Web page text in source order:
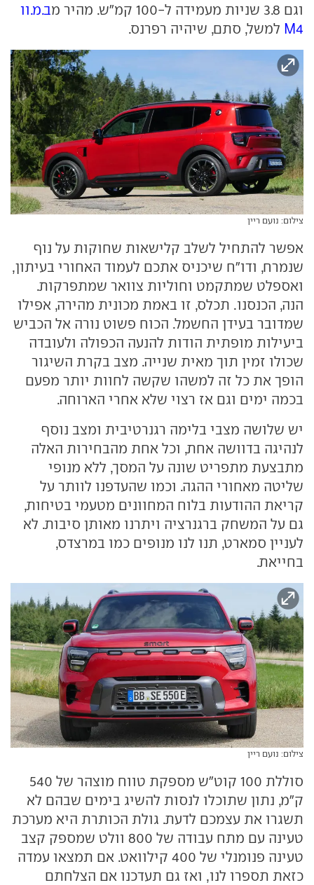
וגם 3.8 שניות מעמידה ל-100 קמ"ש. מהיר מ
ב.מ.וו
M4 למשל, סתם, שיהיה רפרנס.
צילום: נועם ריין
אפשר להתחיל לשלב קלישאות שחוקות על נוף
שנמרח, ודו"ח שיכניס אתכם לעמוד האחורי בעיתון,
ואספלט שמתקמט וחוליות צוואר שמתפרקות.
הנה, הכנסנו. תכלס, זו באמת מכונית מהירה, אפילו
שמדובר בעידן החשמל. הכוח פשוט נורה אל הכביש
ביעילות מופתית הודות להנעה הכפולה ולעובדה
שכולו זמין תוך מאית שנייה. מצב בקרת השיגור
הופך את כל זה למשהו שקשה לחוות יותר מפעם
בכמה ימים וגם אז רצוי שלא אחרי הארוחה.
יש שלושה מצבי בלימה רגנרטיבית ומצב נוסף
לנהיגה בדוושה אחת, וכל אחת מהבחירות האלה
מתבצעת מתפריט שונה על המסך, ללא מנופי
שליטה מאחורי ההגה. וכמו שהעדפנו לוותר על
קריאת ההודעות בלוח המחוונים מטעמי בטיחות,
גם על המשחק ברגנרציה ויתרנו מאותן סיבות. לא
לעניין סמארט, תנו לנו מנופים כמו במרצדס,
בחייאת.
צילום: נועם ריין
סוללת 100 קוט"ש מספקת טווח מוצהר של 540
ק"מ, נתון שתוכלו לנסות להשיג בימים שבהם לא
תשגרו את עצמכם לדעת. גולת הכותרת היא מערכת
טעינה עם מתח עבודה של 800 וולט שמספק קצב
טעינה פנומנלי של 400 קילוואט. אם תמצאו עמדה
כזאת תספרו לנו, ואז גם תעדכנו אם הצלחתם